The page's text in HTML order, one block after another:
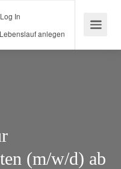
Lebenslauf anlegen
(m/w/d) ab